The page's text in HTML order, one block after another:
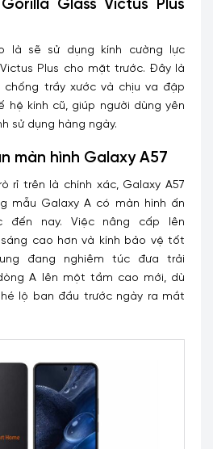
Glass Victus Plus
là sẽ sử dụng kính cường lực
Plus cho mặt trước. Đây là
chống trầy xước và chịu va đập
kính cũ, giúp người dùng yên
sử dụng hàng ngày.
màn hình Galaxy A57
rỉ trên là chính xác, Galaxy A57
mẫu Galaxy A có màn hình ấn
đến nay. Việc nâng cấp lên
sáng cao hơn và kính bảo vệ tốt
đang nghiêm túc đưa trải
A lên một tầm cao mới, dù
lộ ban đầu trước ngày ra mắt